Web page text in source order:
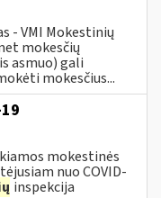
- VMI Mokestinių
mokesčių
asmuo) gali
mokesčius...
mokestinės
nuo COVID-
inspekcija